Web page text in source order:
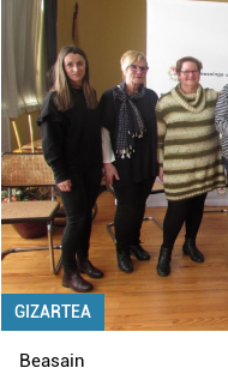
GIZARTEA
Beasain